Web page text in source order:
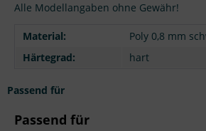
Alle Modellangaben ohne Gewähr!
Material:
Poly 0,8 mm
Härtegrad:
hart
Passend für
Passend für